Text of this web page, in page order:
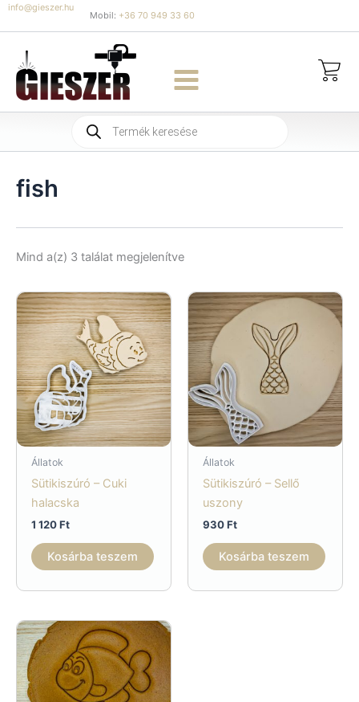
Skip
to
content
info@gieszer.hu
Mobil: +36 70 949 33 60
Products
search
fish
Mind a(z) 3 találat megjelenítveSorted
Állatok
Sütikiszúró – Cuki
halacska
1 120Ft
Kosárba teszem
Állatok
Sütikiszúró – Sellő
uszony
930Ft
Kosárba teszem